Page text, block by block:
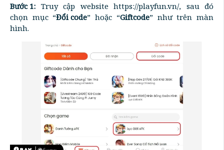
Bước 1: Truy cập website https://playfun.vn/, sau đó
chọn mục “Đổi code” hoặc “Giftcode” như trên màn
hình.